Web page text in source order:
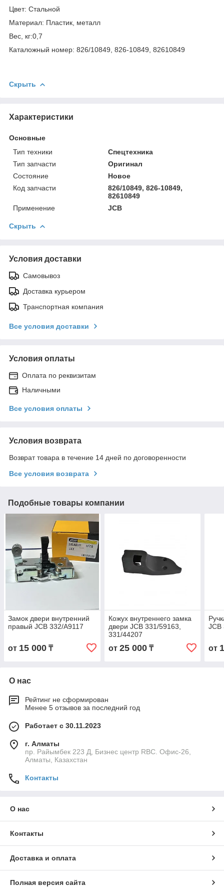
Цвет: Стальной
Материал: Пластик, металл
Вес, кг:0,7
Каталожный номер: 826/10849, 826-10849, 82610849
Скрыть
Характеристики
Основные
Тип техники
Спецтехника
Тип запчасти
Оригинал
Состояние
Новое
Код запчасти
826/10849, 826-10849,
82610849
Применение
JCB
Скрыть
Условия доставки
Самовывоз
Доставка курьером
Транспортная компания
Все условия доставки
Условия оплаты
Оплата по реквизитам
Наличными
Все условия оплаты
Условия возврата
Возврат товара в течение 14 дней по договоренности
Все условия возврата
Подобные товары компании
Замок двери внутренний
правый JCB 332/A9117
от 15 000 ₸
Кожух внутреннего замка
двери JCB 331/59163,
331/44207
от 25 000₸
JCB
от
О нас
Рейтинг не сформирован
Менее 5 отзывов за последний год
Работает с 30.11.2023
г. Алматы
пр. Райымбек 223 Д, Бизнес центр RBC. Офис-26,
Алматы, Казахстан
Контакты
О нас
Контакты
Доставка и оплата
Полная версия сайта